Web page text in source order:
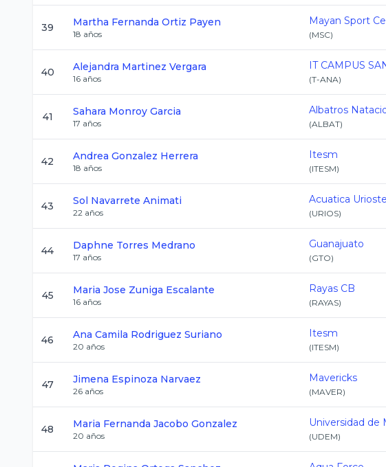
39 Martha Fernanda Ortiz Payen
18 años
Mayan Sport
(MSC)
40 Alejandra Martinez Vergara
16 años
IT CAMPUS
(T-ANA)
41 Sahara Monroy Garcia
17 años
Albatros
(ALBAT)
42 Andrea Gonzalez Herrera
18 años
Itesm
(ITESM)
43 Sol Navarrete Animati
22 años
Acuatica Urioste
(URIOS)
44 Daphne Torres Medrano
17 años
Guanajuato
(GTO)
45 Maria Jose Zuniga Escalante
16 años
Rayas CB
(RAYAS)
46 Ana Camila Rodriguez Suriano
20 años
Itesm
(ITESM)
47 Jimena Espinoza Narvaez
26 años
Mavericks
(MAVER)
48 Maria Fernanda Jacobo Gonzalez
20 años
Universidad de
(UDEM)